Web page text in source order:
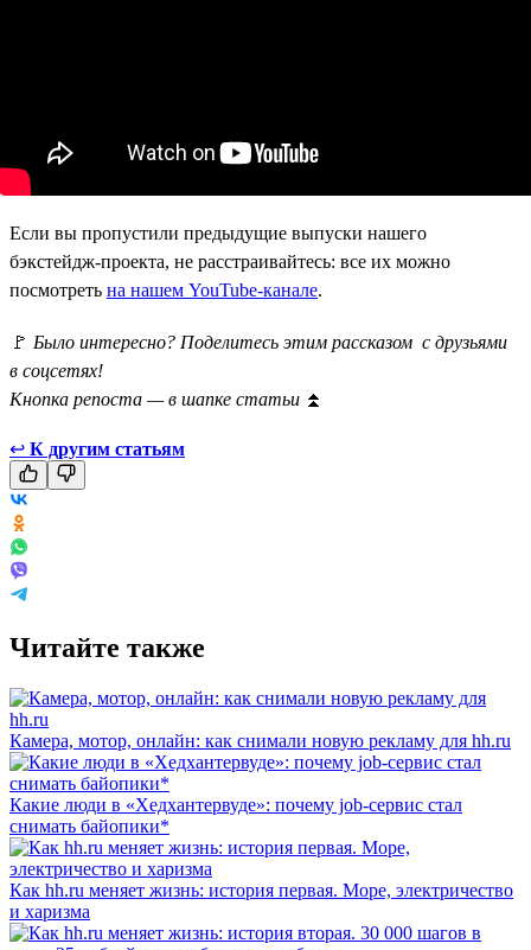
Если вы пропустили предыдущие выпуски нашего
бэкстейдж-проекта, не расстраивайтесь: все их можно
посмотреть на нашем YouTube-канале.
🚩 Было интересно? Поделитесь этим рассказом с друзьями
в соцсетях!
Кнопка репоста — в шапке статьи ⏫
↩ К другим статьям
Читайте также
Камера, мотор, онлайн: как снимали новую рекламу для hh.ru
Какие люди в «Хедхантервуде»: почему job-сервис стал
снимать байопики*
Как hh.ru меняет жизнь: история первая. Море, электричество
и харизма